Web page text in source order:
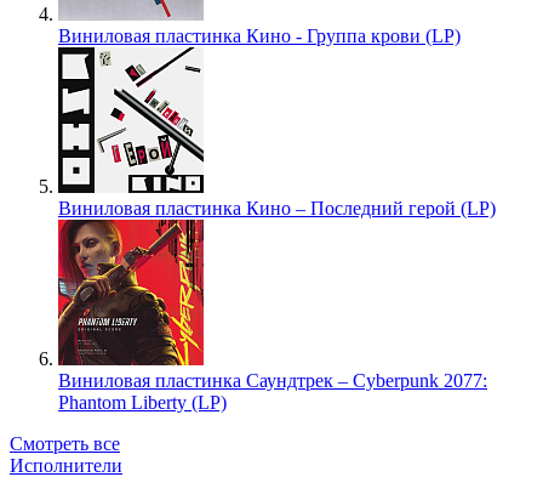
Виниловая пластинка Кино - Группа крови (LP)
Виниловая пластинка Кино – Последний герой (LP)
Виниловая пластинка Саундтрек – Cyberpunk 2077:
Phantom Liberty (LP)
Смотреть все
Исполнители